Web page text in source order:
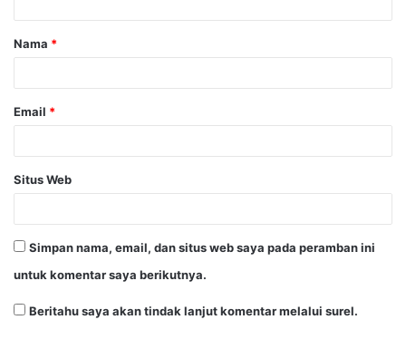
Nama *
Email *
Situs Web
Simpan nama, email, dan situs web saya pada peramban ini
untuk komentar saya berikutnya.
Beritahu saya akan tindak lanjut komentar melalui surel.